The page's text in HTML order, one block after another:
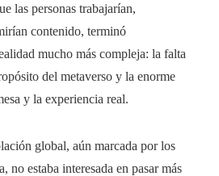
las personas trabajarían,
contenido, terminó
mucho más compleja: la falta
del metaverso y la enorme
y la experiencia real.
global, aún marcada por los
no estaba interesada en pasar más